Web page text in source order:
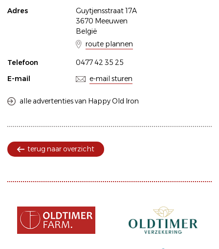
Adres
Guytjensstraat 17A
3670 Meeuwen
België
route plannen
Telefoon
0477 42 35 25
E-mail
e-mail sturen
alle advertenties van Happy Old Iron
terug naar overzicht